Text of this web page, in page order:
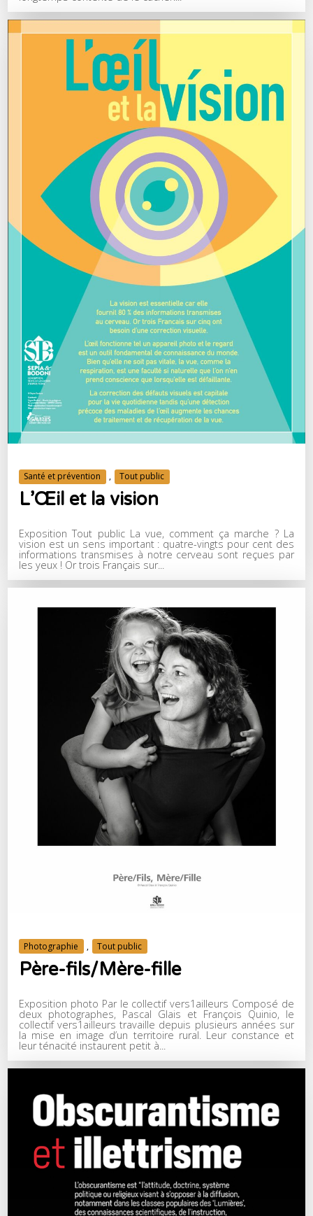
Santé et prévention , Tout public
L’Œil et la vision
Exposition Tout public La vue, comment ça marche ? La
vision est un sens important : quatre-vingts pour cent des
informations transmises à notre cerveau sont reçues par
les yeux ! Or trois Français sur...
Photographie , Tout public
Père-fils/Mère-fille
Exposition photo Par le collectif vers1ailleurs Composé de
deux photographes, Pascal Glais et François Quinio, le
collectif vers1ailleurs travaille depuis plusieurs années sur
la mise en image d’un territoire rural. Leur constance et
leur ténacité instaurent petit à...